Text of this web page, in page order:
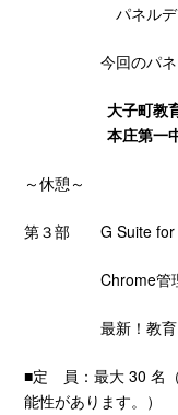
パネルディス
今回のパネラ
大子町教育委
本庄第一中学
～休憩
第３部 G Suite for
Chrome管理コ
最新！教育アイ
■定 員：最大 30 名
能性があります。）